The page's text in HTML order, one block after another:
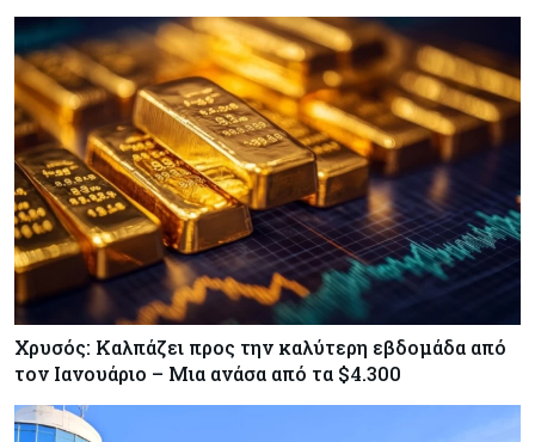
Χρυσός: Καλπάζει προς την καλύτερη εβδομάδα από
τον Ιανουάριο – Μια ανάσα από τα $4.300